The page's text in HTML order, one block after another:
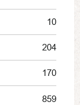
10
204
170
859